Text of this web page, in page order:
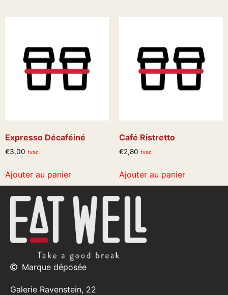
Expresso Décaféiné
€3,00 tvac
Ajouter au panier
Café Ristretto
€2,80 tvac
Ajouter au panier
Marque déposée
Galerie Ravenstein, 22